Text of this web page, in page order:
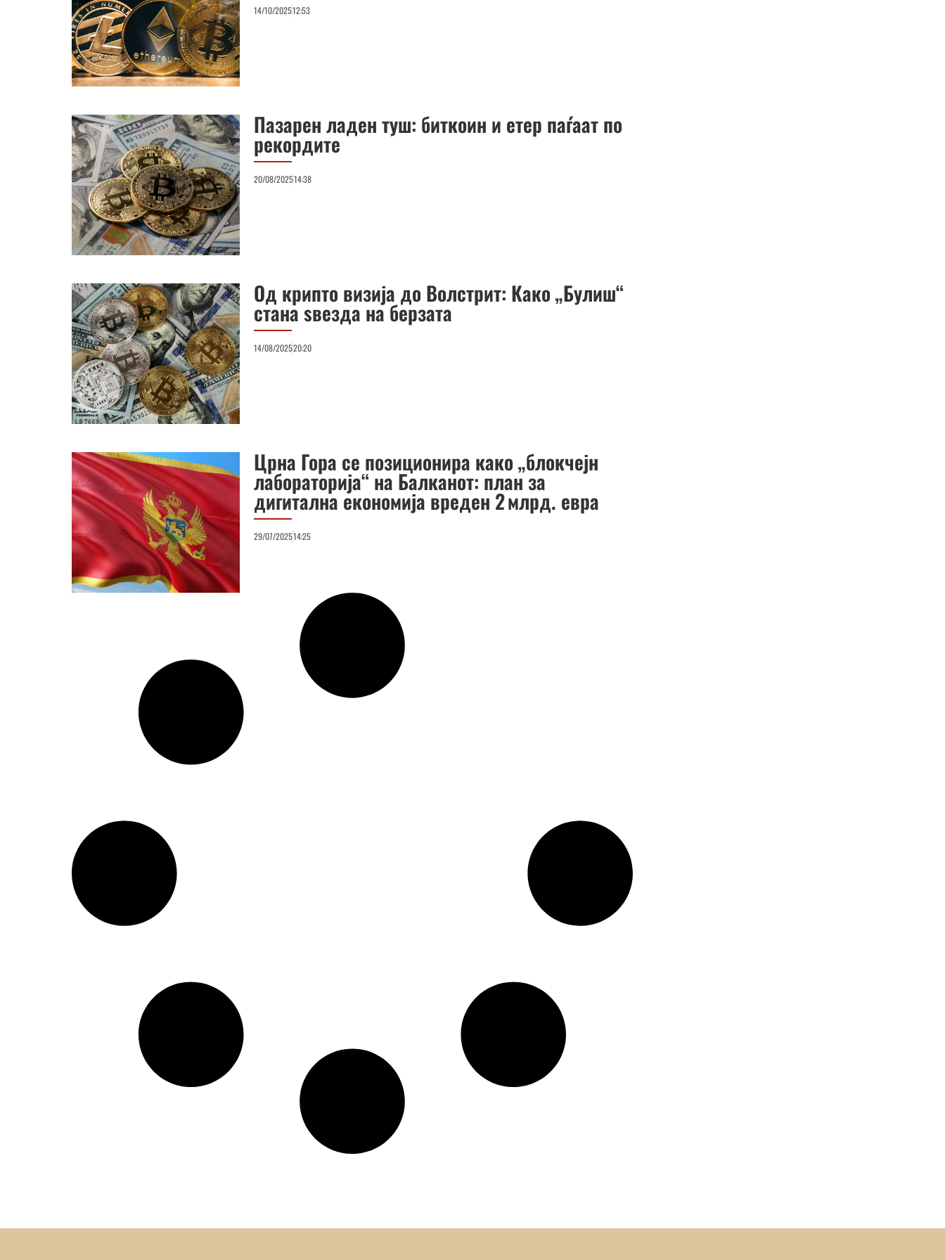
14/10/202512:53
Пазарен ладен туш: биткоин и етер паѓаат по
рекордите
20/08/202514:38
Од крипто визија до Волстрит: Како „Булиш“
стана ѕвезда на берзата
14/08/202520:20
Црна Гора се позиционира како „блокчејн
лабораторија“ на Балканот: план за
дигитална економија вреден 2 млрд. евра
29/07/202514:25